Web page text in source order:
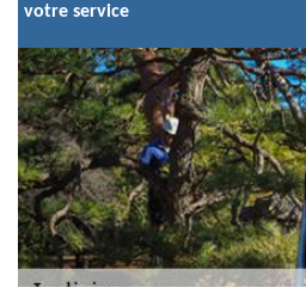
votre service